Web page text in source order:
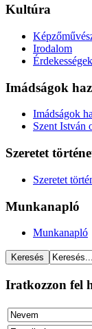
Kultúra
Irodalom
Érdekességek
Imádságok
Imádságok
Szent István
Szeretet
Szeretet
Munkanapló
Munkanapló
Iratkozzon fel